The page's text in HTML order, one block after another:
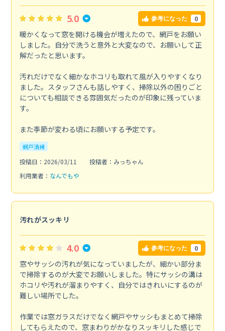
5.0 参考になった 0
暖かくなって窓を開ける機会が増えたので、網戸をお願い
しました。自分で洗うと意外と大変なので、お願いして正
解だったと思います。
汚れだけでなく細かなホコリも取れて風が入りやすくなり
ました。スタッフさんも話しやすく、掃除以外の困りごと
についても相談できる雰囲気だったのが印象に残っていま
す。
また季節が変わる頃にお願いする予定です。
網戸清掃
投稿日：2026/03/11
投稿者：みっちゃん
利用業者： なんでもや
汚れがスッキリ
4.0 参考になった 0
窓やサッシの汚れが気になっていましたが、細かい部分ま
で掃除するのが大変でお願いしました。特にサッシの溝は
ホコリや汚れが溜まりやすく、自分ではきれいにするのが
難しい場所でした。
作業では窓ガラスだけでなく網戸やサッシもまとめて掃除
してもらえたので、窓まわりがかなりスッキリした感じで